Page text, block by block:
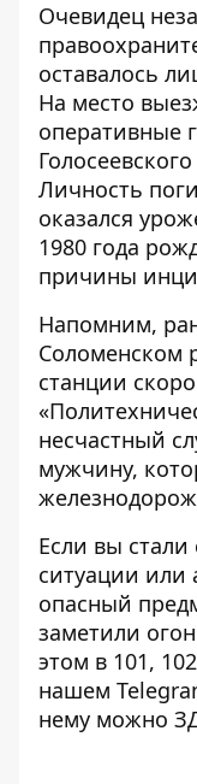
Очевидец
оставалось
На место
оперативные
Личность
оказался
1980 года
причины
Напомним,
Соломенском
станции
несчастный
мужчину,
Если вы
ситуации или
опасный
заметили
этом в 101,
нашем
нему можно